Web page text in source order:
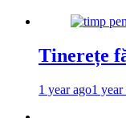
Tinerețe
1 year ago1 year